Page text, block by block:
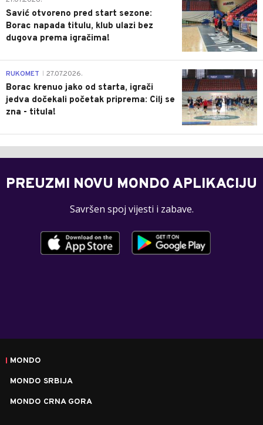
Savić otvoreno pred start sezone:
Borac napada titulu, klub ulazi bez
dugova prema igračima!
0
RUKOMET 27.07.2026.
Borac krenuo jako od starta, igrači
jedva dočekali početak priprema: Cilj se
zna - titula!
PREUZMI NOVU MONDO APLIKACIJU
Savršen spoj vijesti i zabave.
MONDO
MONDO SRBIJA
MONDO CRNA GORA